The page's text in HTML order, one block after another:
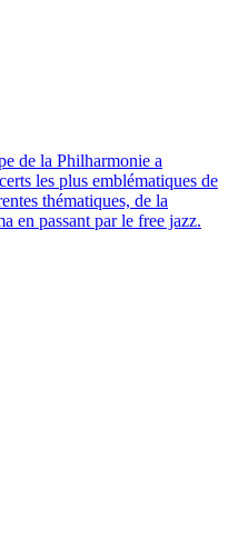
de la Philharmonie a
les plus emblématiques de
thématiques, de la
en passant par le free jazz.